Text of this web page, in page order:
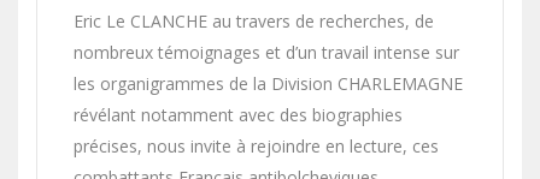
Eric Le CLANCHE au travers de recherches, de
nombreux témoignages et d’un travail intense sur
les organigrammes de la Division CHARLEMAGNE
révélant notamment avec des biographies
précises, nous invite à rejoindre en lecture, ces